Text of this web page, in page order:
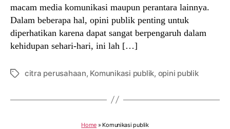
macam media komunikasi maupun perantara lainnya.
Dalam beberapa hal, opini publik penting untuk
diperhatikan karena dapat sangat berpengaruh dalam
kehidupan sehari-hari, ini lah […]
Tagscitra perusahaan, Komunikasi publik, opini publik
Home » Komunikasi publik